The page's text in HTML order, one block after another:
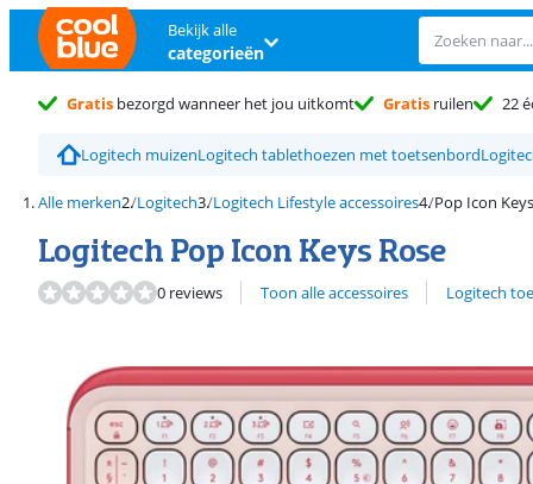
Bekijk alle
categorieën
Gratis bezorgd wanneer het jou uitkomt Gratis ruilen 22
Logitech muizenLogitech tablethoezen met toetsenbord
Alle merken Logitech Logitech Lifestyle accessoires Pop Icon
Logitech Pop Icon Keys Rose
0 reviews Toon alle accessoires
Bekijk alle Logitech